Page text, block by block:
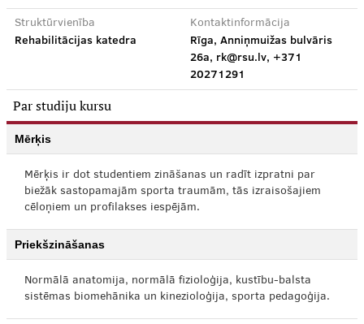
Struktūrvienība
Rehabilitācijas katedra
Kontaktinformācija
Rīga, Anniņmuižas bulvāris
26a, rk@rsu.lv, +371
20271291
Par studiju kursu
Mērķis
Mērķis ir dot studentiem zināšanas un radīt izpratni par
biežāk sastopamajām sporta traumām, tās izraisošajiem
cēloņiem un profilakses iespējām.
Priekšzināšanas
Normālā anatomija, normālā fizioloģija, kustību-balsta
sistēmas biomehānika un kinezioloģija, sporta pedagoģija.